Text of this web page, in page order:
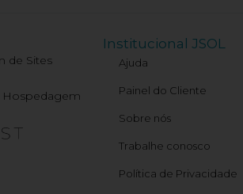
de Sites
Hospedagem
Institucional JSOL
Ajuda
Painel do Cliente
Sobre nós
Trabalhe conosco
Política de Privacidade